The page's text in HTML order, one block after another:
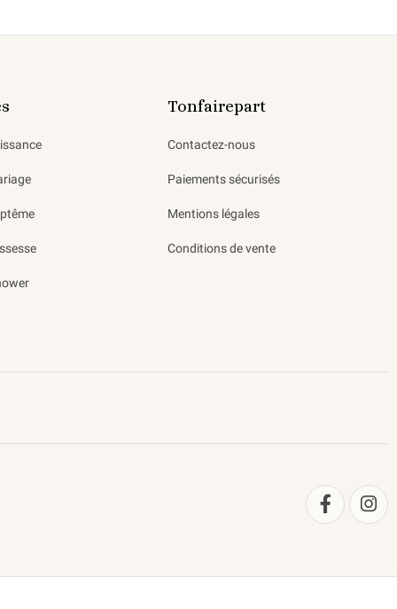
Tonfairepart
Contactez-nous
Paiements sécurisés
Mentions légales
Conditions de vente